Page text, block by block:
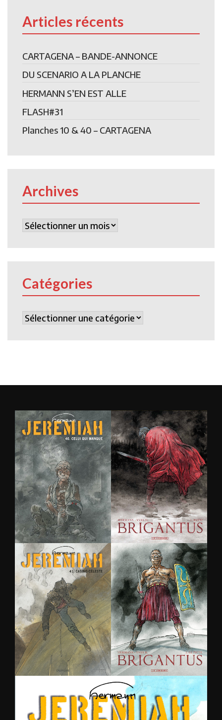
Articles récents
CARTAGENA – BANDE-ANNONCE
DU SCENARIO A LA PLANCHE
HERMANN S’EN EST ALLE
FLASH#31
Planches 10 & 40 – CARTAGENA
Archives
Archives
Catégories
Catégories